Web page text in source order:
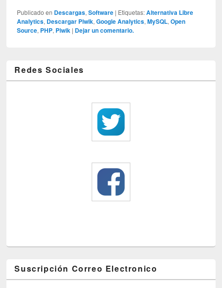
Publicado en Descargas,Software | Etiquetas: Alternativa Libre
Analytics, Descargar Piwik,Google Analytics,MySQL,Open
Source, PHP, Piwik | Dejar un comentario.
Redes Sociales
Suscripción Correo Electronico